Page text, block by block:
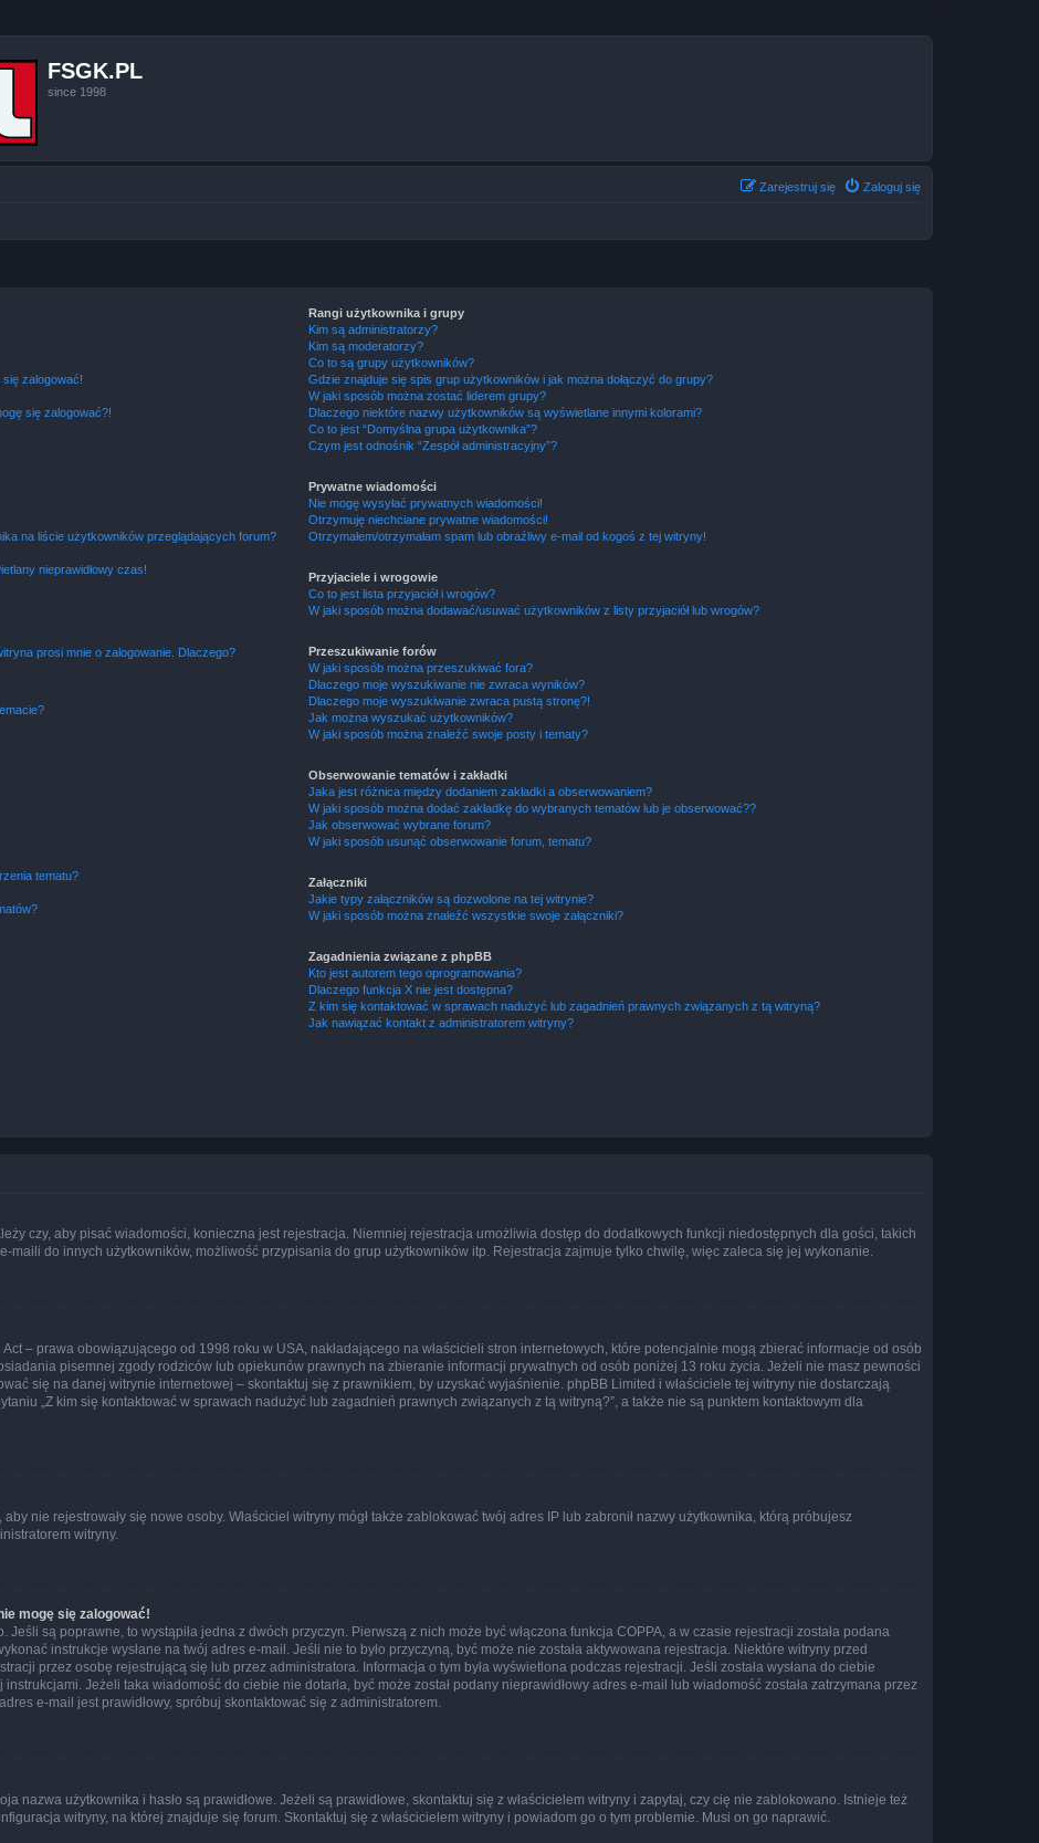
FSGK.PL
since 1998
Zaloguj się
Zarejestruj się
się zalogować!
się zalogować?!
na liście użytkowników przeglądających forum?
nieprawidłowy czas!
prosi mnie o zalogowanie. Dlaczego?
tematu?
Rangi użytkownika i grupy
Kim są administratorzy?
Kim są moderatorzy?
Co to są grupy użytkowników?
Gdzie znajduje się spis grup użytkowników i jak można dołączyć do grupy?
W jaki sposób można zostać liderem grupy?
Dlaczego niektóre nazwy użytkowników są wyświetlane innymi kolorami?
Co to jest “Domyślna grupa użytkownika”?
Czym jest odnośnik “Zespół administracyjny”?
Prywatne wiadomości
Nie mogę wysyłać prywatnych wiadomości!
Otrzymuję niechciane prywatne wiadomości!
Otrzymałem/otrzymałam spam lub obraźliwy e-mail od kogoś z tej witryny!
Przyjaciele i wrogowie
Co to jest lista przyjaciół i wrogów?
W jaki sposób można dodawać/usuwać użytkowników z listy przyjaciół lub wrogów?
Przeszukiwanie forów
W jaki sposób można przeszukiwać fora?
Dlaczego moje wyszukiwanie nie zwraca wyników?
Dlaczego moje wyszukiwanie zwraca pustą stronę?!
Jak można wyszukać użytkowników?
W jaki sposób można znaleźć swoje posty i tematy?
Obserwowanie tematów i zakładki
Jaka jest różnica między dodaniem zakładki a obserwowaniem?
W jaki sposób można dodać zakładkę do wybranych tematów lub je obserwować??
Jak obserwować wybrane forum?
W jaki sposób usunąć obserwowanie forum, tematu?
Załączniki
Jakie typy załączników są dozwolone na tej witrynie?
W jaki sposób można znaleźć wszystkie swoje załączniki?
Zagadnienia związane z phpBB
Kto jest autorem tego oprogramowania?
Dlaczego funkcja X nie jest dostępna?
Z kim się kontaktować w sprawach nadużyć lub zagadnień prawnych związanych z tą witryną?
Jak nawiązać kontakt z administratorem witryny?
czy, aby pisać wiadomości, konieczna jest rejestracja. Niemniej rejestracja umożliwia dostęp do dodatkowych funkcji niedostępnych dla gości, takich
maili do innych użytkowników, możliwość przypisania do grup użytkowników itp. Rejestracja zajmuje tylko chwilę, więc zaleca się jej wykonanie.
– prawa obowiązującego od 1998 roku w USA, nakładającego na właścicieli stron internetowych, które potencjalnie mogą zbierać informacje od osób
pisemnej zgody rodziców lub opiekunów prawnych na zbieranie informacji prywatnych od osób poniżej 13 roku życia. Jeżeli nie masz pewności
się na danej witrynie internetowej – skontaktuj się z prawnikiem, by uzyskać wyjaśnienie. phpBB Limited i właściciele tej witryny nie dostarczają
„Z kim się kontaktować w sprawach nadużyć lub zagadnień prawnych związanych z tą witryną?”, a także nie są punktem kontaktowym dla
aby nie rejestrowały się nowe osoby. Właściciel witryny mógł także zablokować twój adres IP lub zabronił nazwy użytkownika, którą próbujesz
witryny.
mogę się zalogować!
Jeśli są poprawne, to wystąpiła jedna z dwóch przyczyn. Pierwszą z nich może być włączona funkcja COPPA, a w czasie rejestracji została podana
instrukcje wysłane na twój adres e-mail. Jeśli nie to było przyczyną, być może nie została aktywowana rejestracja. Niektóre witryny przed
przez osobę rejestrującą się lub przez administratora. Informacja o tym była wyświetlona podczas rejestracji. Jeśli została wysłana do ciebie
Jeżeli taka wiadomość do ciebie nie dotarła, być może został podany nieprawidłowy adres e-mail lub wiadomość została zatrzymana przez
e-mail jest prawidłowy, spróbuj skontaktować się z administratorem.
nazwa użytkownika i hasło są prawidłowe. Jeżeli są prawidłowe, skontaktuj się z właścicielem witryny i zapytaj, czy cię nie zablokowano. Istnieje też
witryny, na której znajduje się forum. Skontaktuj się z właścicielem witryny i powiadom go o tym problemie. Musi on go naprawić.